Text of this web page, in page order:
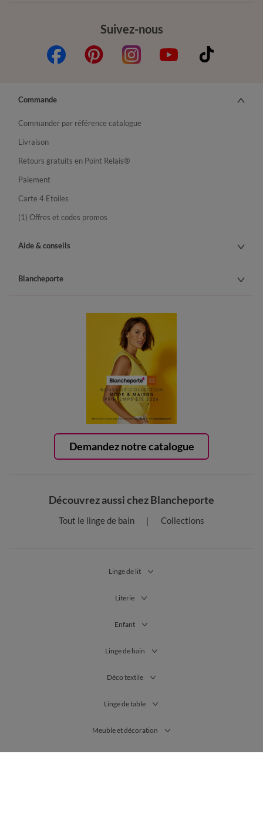
Suivez-nous
Demandez notre catalogue
Commande
Commander par référence catalogue
Livraison
Retours gratuits en Point Relais®
Paiement
Carte 4 Etoiles
(1) Offres et codes promos
Aide & conseils
Blancheporte
Découvrez aussi chez Blancheporte
Tout le linge de bain Collections
Linge de lit
Literie
Enfant
Linge de bain
Déco textile
Linge de table
Meuble et décoration